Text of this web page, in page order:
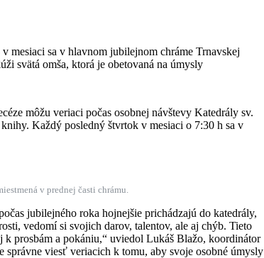
mesiaci sa v hlavnom jubilejnom chráme Trnavskej
svätá omša, ktorá je obetovaná na úmysly
môžu veriaci počas osobnej návštevy Katedrály sv.
Každý posledný štvrtok v mesiaci o 7:30 h sa v
v prednej časti chrámu.
jubilejného roka hojnejšie prichádzajú do katedrály,
vedomí si svojich darov, talentov, ale aj chýb. Tieto
prosbám a pokániu,“ uviedol Lukáš Blažo, koordinátor
správne viesť veriacich k tomu, aby svoje osobné úmysly